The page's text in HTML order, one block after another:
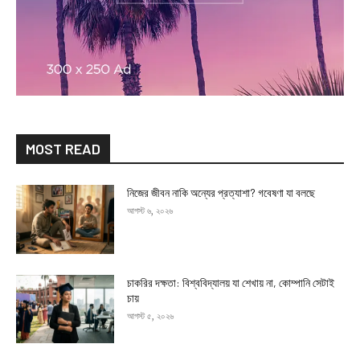
MOST READ
নিজের জীবন নাকি অন্যের প্রত্যাশা? গবেষণা যা বলছে
আগস্ট ৬, ২০২৬
চাকরির দক্ষতা: বিশ্ববিদ্যালয় যা শেখায় না, কোম্পানি সেটাই
চায়
আগস্ট ৫, ২০২৬